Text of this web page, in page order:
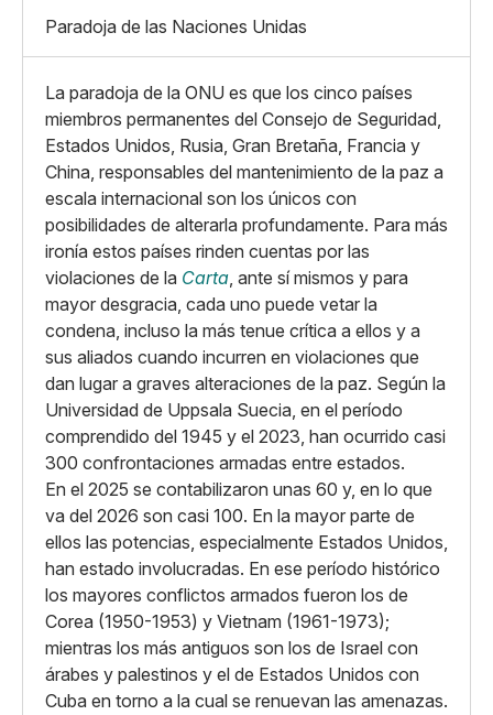
Facebook
Copiar enlace
Mediano
Grande
Paradoja de las Naciones Unidas
La paradoja de la ONU es que los cinco países
miembros permanentes del Consejo de Seguridad,
Estados Unidos, Rusia, Gran Bretaña, Francia y
China, responsables del mantenimiento de la paz a
escala internacional son los únicos con
posibilidades de alterarla profundamente. Para más
ironía estos países rinden cuentas por las
violaciones de la Carta, ante sí mismos y para
mayor desgracia, cada uno puede vetar la
condena, incluso la más tenue crítica a ellos y a
sus aliados cuando incurren en violaciones que
dan lugar a graves alteraciones de la paz. Según la
Universidad de Uppsala Suecia, en el período
comprendido del 1945 y el 2023, han ocurrido casi
300 confrontaciones armadas entre estados.
En el 2025 se contabilizaron unas 60 y, en lo que
va del 2026 son casi 100. En la mayor parte de
ellos las potencias, especialmente Estados Unidos,
han estado involucradas. En ese período histórico
los mayores conflictos armados fueron los de
Corea (1950-1953) y Vietnam (1961-1973);
mientras los más antiguos son los de Israel con
árabes y palestinos y el de Estados Unidos con
Cuba en torno a la cual se renuevan las amenazas.